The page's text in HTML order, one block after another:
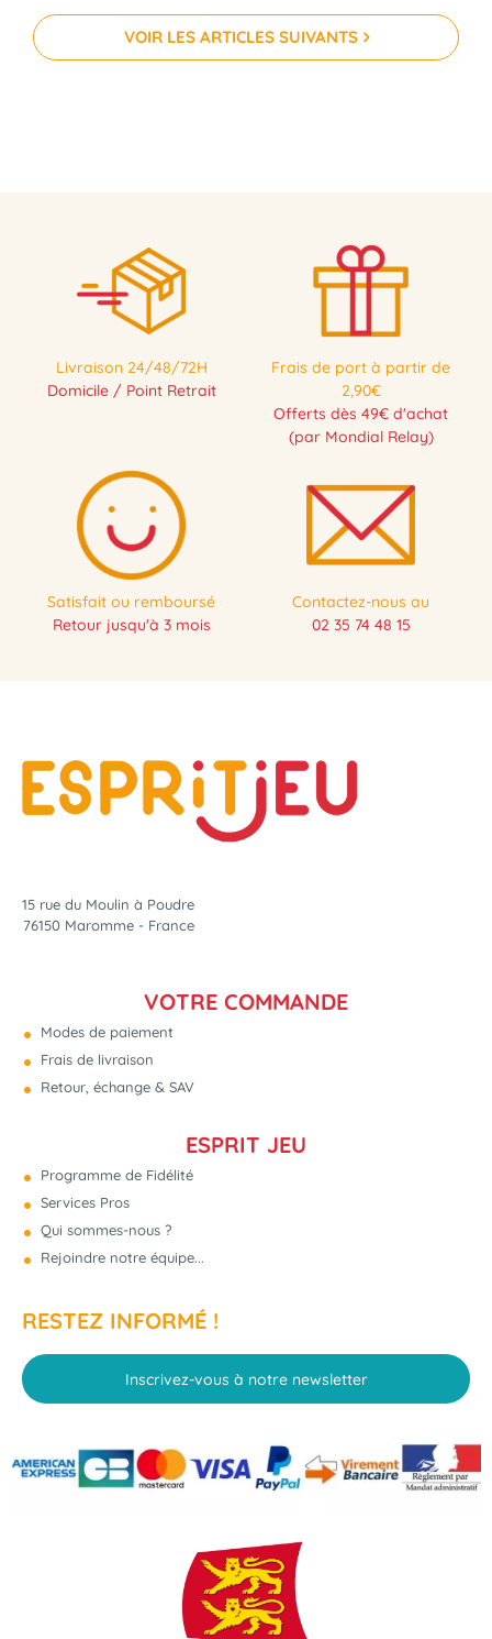
VOIR LES ARTICLES SUIVANTS
Livraison 24/48/72H
Domicile / Point Retrait
Frais de port à partir de
2,90€
Offerts dès 49€ d'achat
(par Mondial Relay)
Satisfait ou remboursé
Retour jusqu'à 3 mois
Contactez-nous au
02 35 74 48 15
15 rue du Moulin à Poudre
76150 Maromme - France
VOTRE COMMANDE
Modes de paiement
Frais de livraison
Retour, échange & SAV
ESPRIT JEU
Programme de Fidélité
Services Pros
Qui sommes-nous ?
Rejoindre notre équipe...
RESTEZ INFORMÉ !
Inscrivez-vous à notre newsletter